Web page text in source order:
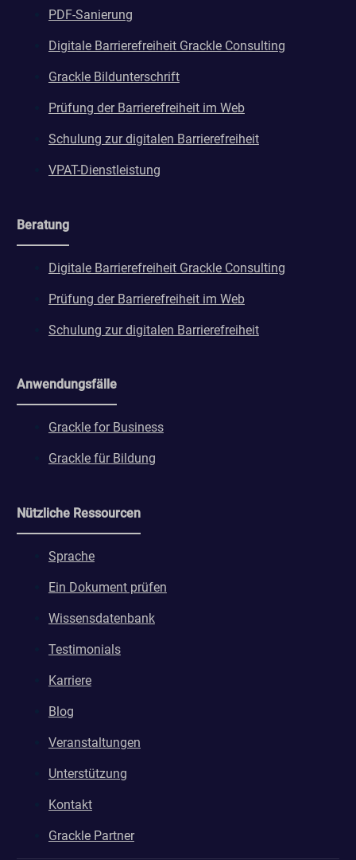
PDF-Sanierung
Digitale Barrierefreiheit Grackle Consulting
Grackle Bildunterschrift
Prüfung der Barrierefreiheit im Web
Schulung zur digitalen Barrierefreiheit
VPAT-Dienstleistung
Beratung
Digitale Barrierefreiheit Grackle Consulting
Prüfung der Barrierefreiheit im Web
Schulung zur digitalen Barrierefreiheit
Anwendungsfälle
Grackle for Business
Grackle für Bildung
Nützliche Ressourcen
Sprache
Ein Dokument prüfen
Wissensdatenbank
Testimonials
Karriere
Blog
Veranstaltungen
Unterstützung
Kontakt
Grackle Partner